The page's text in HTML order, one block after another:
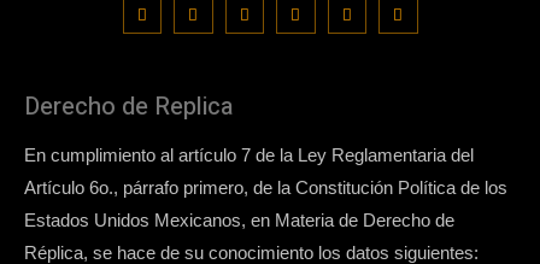
Derecho de Replica
En cumplimiento al artículo 7 de la Ley Reglamentaria del
Artículo 6o., párrafo primero, de la Constitución Política de los
Estados Unidos Mexicanos, en Materia de Derecho de
Réplica, se hace de su conocimiento los datos siguientes: